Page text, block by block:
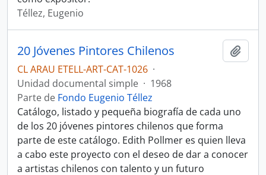
Téllez, Eugenio
20 Jóvenes Pintores Chilenos
CL ARAU ETELL-ART-CAT-1026 ·
Unidad documental simple · 1968
Parte de Fondo Eugenio Téllez
Catálogo, listado y pequeña biografía de cada uno
de los 20 jóvenes pintores chilenos que forma
parte de este catálogo. Edith Pollmer es quien lleva
a cabo este proyecto con el deseo de dar a conocer
a artistas chilenos con talento y un futuro